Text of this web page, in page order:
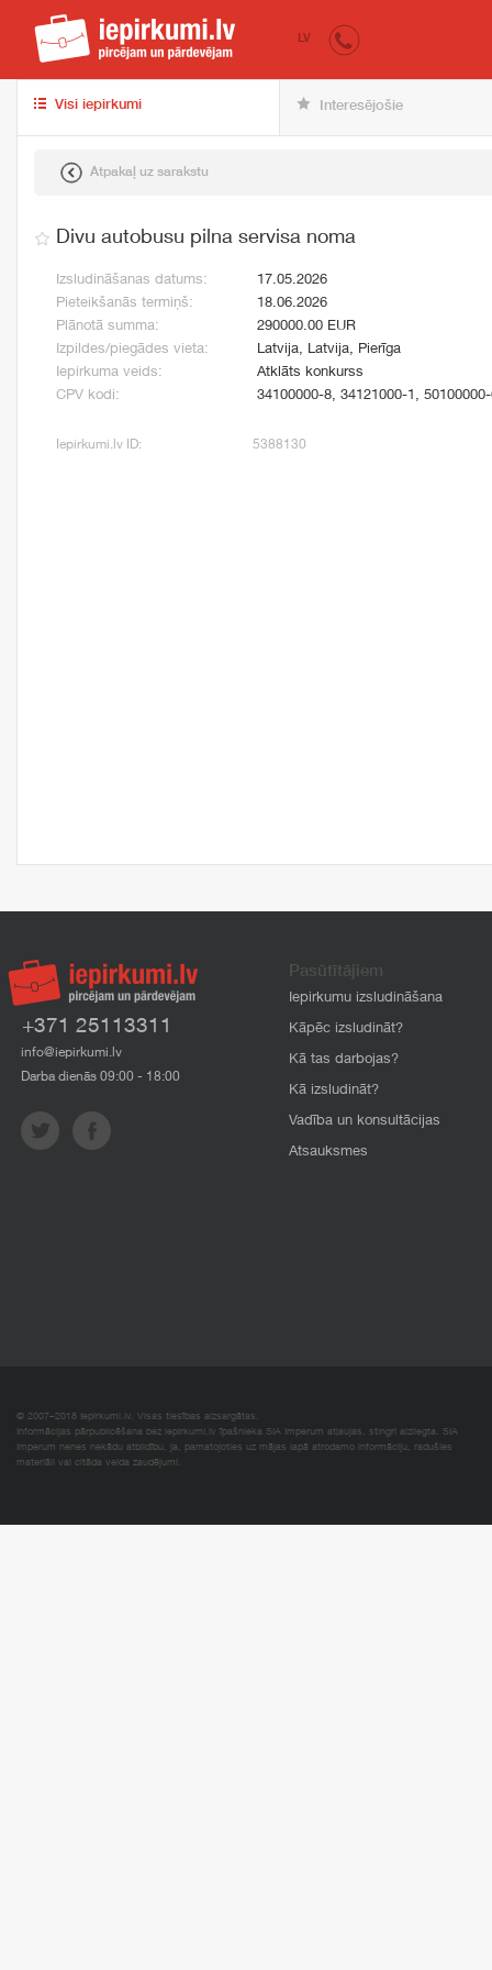
iepirkumi.lv
LV
Visi iepirkumi Interesējošie
Atpakaļ uz sarakstu
Divu autobusu pilna servisa noma
Izsludināšanas datums:
17.05.2026
Pieteikšanās termiņš:
18.06.2026
Plānotā summa:
290000.00 EUR
Izpildes/piegādes vieta:
Latvija, Latvija, Pierīga
Iepirkuma veids:
Atklāts konkurss
CPV kodi:
34100000-8, 34121000-1,
Iepirkumi.lv ID: 5388130
+371 25113311
info@iepirkumi.lv
Darba dienās 09:00 - 18:00
Pasūtītājiem
Iepirkumu izsludināšana
Kāpēc izsludināt?
Kā tas darbojas?
Kā izsludināt?
Vadība un konsultācijas
Atsauksmes
© 2007–2018 Iepirkumi.lv. Visas tiesības aizsargātas.
Informācijas pārpublicēšana bez iepirkumi.lv īpašnieka SIA Imperum atļaujas, stingri aizliegta. SIA
Imperum nenes nekādu atbildību, ja, pamatojoties uz mājas lapā atrodamo informāciju, radušies
materiāli vai citāda veida zaudējumi.